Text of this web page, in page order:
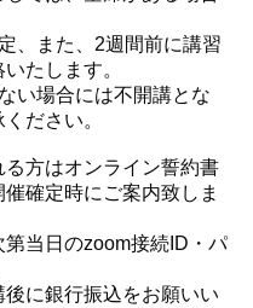
、また、2週間前に講習
たします。
い場合には不開講とな
ださい。
る方はオンライン誓約書
確定時にご案内致しま
当日のzoom接続ID・パ
後に銀行振込をお願いい